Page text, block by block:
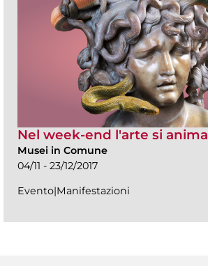
Nel week-end l'arte si anima
Musei in Comune
04/11 - 23/12/2017
Evento|Manifestazioni